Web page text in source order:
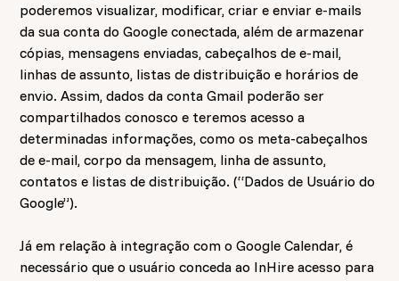
poderemos visualizar, modificar, criar e enviar e-mails
da sua conta do Google conectada, além de armazenar
cópias, mensagens enviadas, cabeçalhos de e-mail,
linhas de assunto, listas de distribuição e horários de
envio. Assim, dados da conta Gmail poderão ser
compartilhados conosco e teremos acesso a
determinadas informações, como os meta-cabeçalhos
de e-mail, corpo da mensagem, linha de assunto,
contatos e listas de distribuição. (“Dados de Usuário do
Google”).
Já em relação à integração com o Google Calendar, é
necessário que o usuário conceda ao InHire acesso para